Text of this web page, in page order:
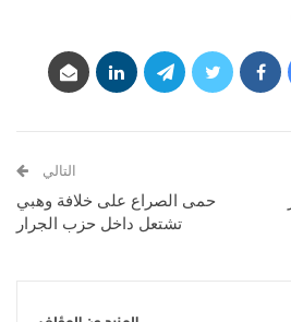
التالي
حمى الصراع على خلافة وهبي
تشتعل داخل حزب الجرار